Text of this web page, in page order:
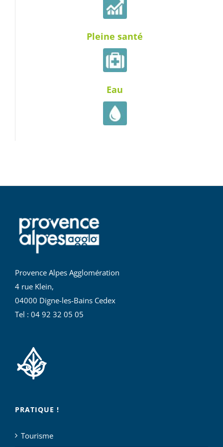
Pleine santé
Eau
Provence Alpes Agglomération
4 rue Klein,
04000 Digne-les-Bains Cedex
Tel : 04 92 32 05 05
PRATIQUE !
Tourisme